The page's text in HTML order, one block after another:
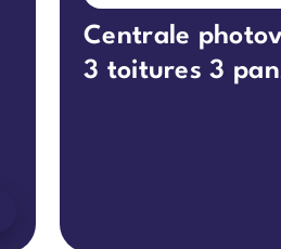
Centrale
3 toitures 3